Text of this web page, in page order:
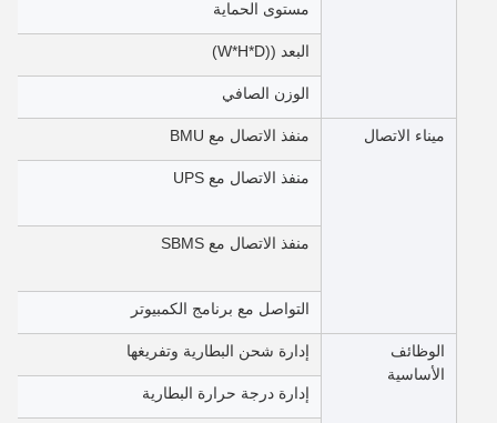
مستوى الحماية
البعد ((W*H*D)
الوزن الصافي
ميناء الاتصال منفذ الاتصال مع BMU
منفذ الاتصال مع UPS
منفذ الاتصال مع SBMS
التواصل مع برنامج الكمبيوتر
الوظائف
الأساسية
إدارة شحن البطارية وتفريغها
إدارة درجة حرارة البطارية